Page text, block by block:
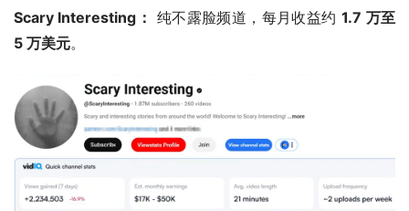
Scary Interesting： 纯不露脸频道，每月收益约 1.7 万至
5 万美元。